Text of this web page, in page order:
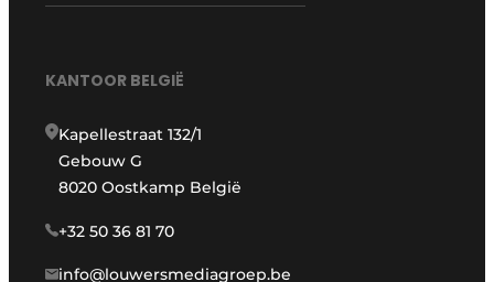
KANTOOR BELGIË
Kapellestraat 132/1
Gebouw G
8020 Oostkamp België
+32 50 36 81 70
info@louwersmediagroep.be